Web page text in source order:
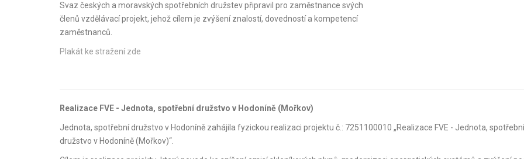
Svaz českých a moravských spotřebních družstev připravil pro zaměstnance svých
členů vzdělávací projekt, jehož cílem je zvýšení znalostí, dovedností a kompetencí
zaměstnanců.
Plakát ke stražení zde
Realizace FVE - Jednota, spotřební družstvo v Hodoníně (Mořkov)
Jednota, spotřební družstvo v Hodoníně zahájila fyzickou realizaci projektu č.: 7251100010 „Realizace FVE - Jednota, spotřební
družstvo v Hodoníně (Mořkov)“.